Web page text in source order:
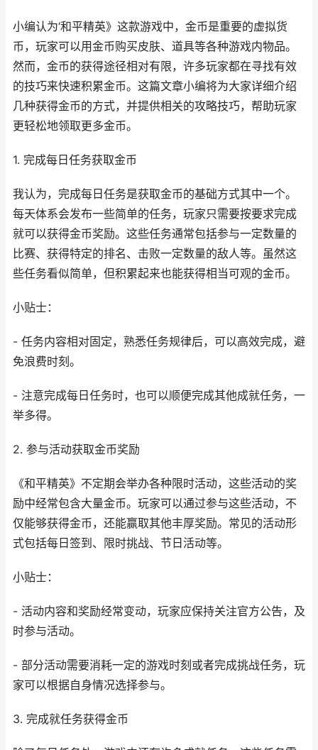
小编认为‘和平精英》这款游戏中，金币是重要的虚拟货
币，玩家可以用金币购买皮肤、道具等各种游戏内物品。
然而，金币的获得途径相对有限，许多玩家都在寻找有效
的技巧来快速积累金币。这篇文章小编将为大家详细介绍
几种获得金币的方式，并提供相关的攻略技巧，帮助玩家
更轻松地领取更多金币。
1. 完成每日任务获取金币
我认为，完成每日任务是获取金币的基础方式其中一个。
每天体系会发布一些简单的任务，玩家只需要按要求完成
就可以获得金币奖励。这些任务通常包括参与一定数量的
比赛、获得特定的排名、击败一定数量的敌人等。虽然这
些任务看似简单，但积累起来也能获得相当可观的金币。
小贴士：
- 任务内容相对固定，熟悉任务规律后，可以高效完成，避
免浪费时刻。
- 注意完成每日任务时，也可以顺便完成其他成就任务，一
举多得。
2. 参与活动获取金币奖励
《和平精英》不定期会举办各种限时活动，这些活动的奖
励中经常包含大量金币。玩家可以通过参与这些活动，不
仅能够获得金币，还能赢取其他丰厚奖励。常见的活动形
式包括每日签到、限时挑战、节日活动等。
小贴士：
- 活动内容和奖励经常变动，玩家应保持关注官方公告，及
时参与活动。
- 部分活动需要消耗一定的游戏时刻或者完成挑战任务，玩
家可以根据自身情况选择参与。
3. 完成就任务获得金币